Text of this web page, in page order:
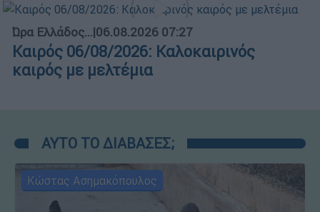
Ώρα Ελλάδος...|06.08.2026 07:27
Καιρός 06/08/2026: Καλοκαιρινός
καιρός με μελτέμια
ΑΥΤΟ ΤΟ ΔΙΑΒΑΣΕΣ;
Κώστας Ασημακόπουλος